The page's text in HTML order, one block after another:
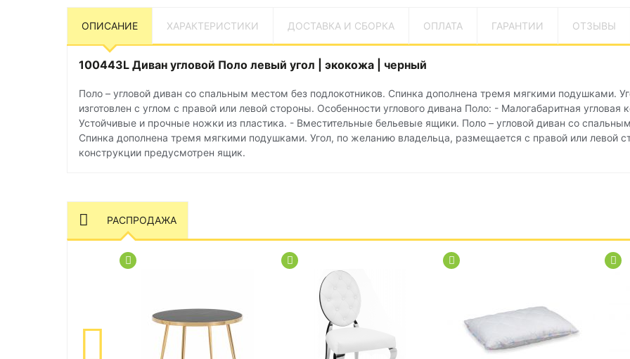
ОПИСАНИЕ ХАРАКТЕРИСТИКИ ДОСТАВКА И СБОРКА ОПЛАТА ГАРАНТИИ ОТЗЫВЫ
100443L Диван угловой Поло левый угол | экокожа | черный
Поло – угловой диван со спальным местом без подлокотников. Спинка дополнена тремя мягкими подушками.
изготовлен с углом с правой или левой стороны. Особенности углового дивана Поло: - Малогабаритная угловая
Устойчивые и прочные ножки из пластика. - Вместительные бельевые ящики. Поло – угловой диван со
Спинка дополнена тремя мягкими подушками. Угол, по желанию владельца, размещается с правой или левой
конструкции предусмотрен ящик.
РАСПРОДАЖА